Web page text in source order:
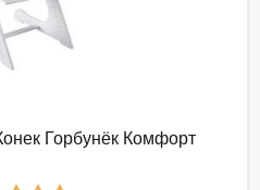
Горбунёк Комфорт